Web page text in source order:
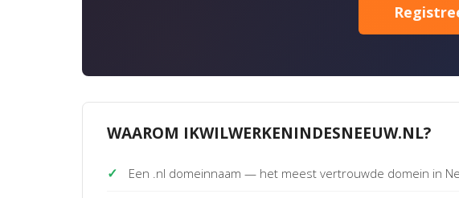
WAAROM IKWILWERKENINDESNEEUW.NL?
✓ Een .nl domeinnaam — het meest vertrouwde domein in